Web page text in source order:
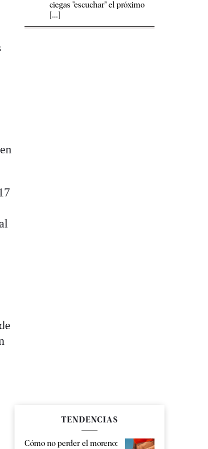
ciegas "escuchar" el próximo
[...]
TENDENCIAS
Cómo no perder el moreno: